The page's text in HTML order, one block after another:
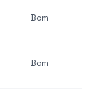
Bom
Bom